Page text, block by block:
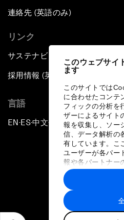
このウェブサイ
ます
このサイトでは
に合わせたコンテ
フィックの分析を
ザーによるサイト
報を収集し、ソー
信、データ解析の
有しています。こ
ユーザーが各パー
報や各パートナー
に収集された情報
トナーによって使
す。
連絡先 (英語のみ)
リンク
サステナビリティへの取り組み
採用情報 (英語のみ)
言語
EN ▪ES▪中文▪ 日本語
プライバシーポリシ
サイトマ